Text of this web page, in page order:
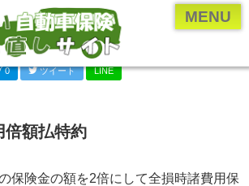
MENU
)・見直しについて
得な情報やとっておきの情報
界の研究
内容を検証
識
0 ツイート LINE
倍額払特約
保険金の額を2倍にして全損時諸費用保